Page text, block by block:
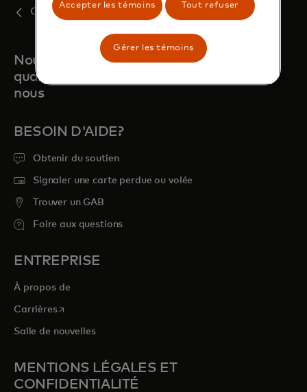
Obtenir de l'aide
Nous sommes toujours là
quand vous avez besoin de
nous
BESOIN D'AIDE?
Obtenir du soutien
Signaler une carte perdue ou volée
Trouver un GAB
Foire aux questions
ENTREPRISE
À propos de
Carrièress’ouvre dans un nouvel onglet
Salle de nouvelles
MENTIONS LÉGALES ET
CONFIDENTIALITÉ
Accepter les témoins Tout refuser
Gérer les témoins